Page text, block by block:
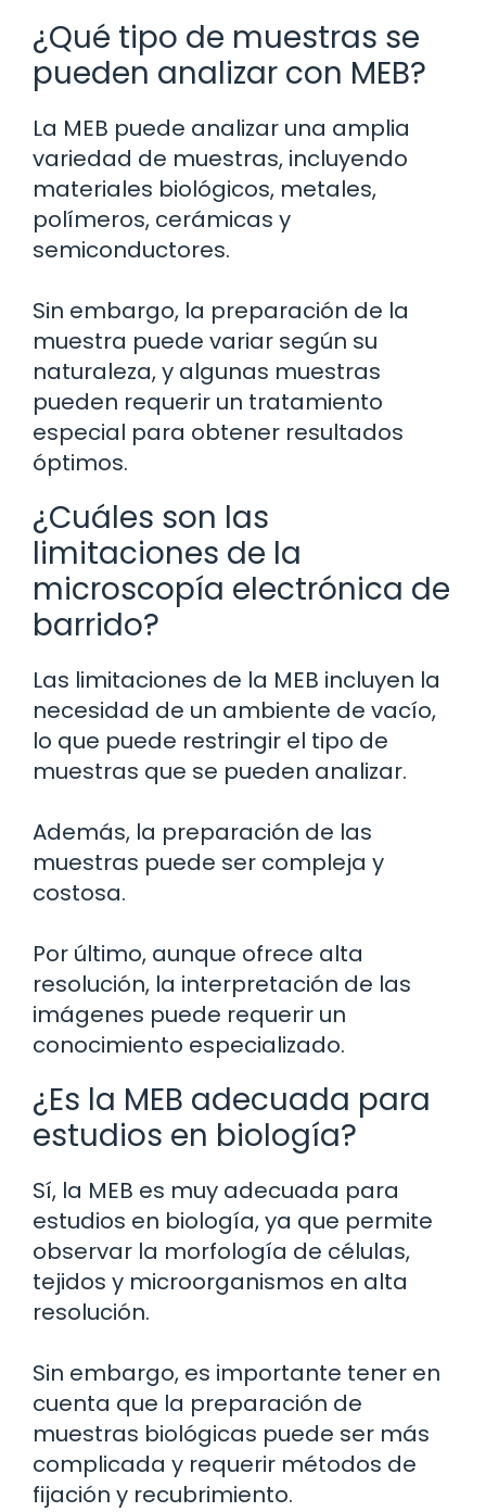
¿Qué tipo de muestras se
pueden analizar con MEB?
La MEB puede analizar una amplia
variedad de muestras, incluyendo
materiales biológicos, metales,
polímeros, cerámicas y
semiconductores.
Sin embargo, la preparación de la
muestra puede variar según su
naturaleza, y algunas muestras
pueden requerir un tratamiento
especial para obtener resultados
óptimos.
¿Cuáles son las
limitaciones de la
microscopía electrónica de
barrido?
Las limitaciones de la MEB incluyen la
necesidad de un ambiente de vacío,
lo que puede restringir el tipo de
muestras que se pueden analizar.
Además, la preparación de las
muestras puede ser compleja y
costosa.
Por último, aunque ofrece alta
resolución, la interpretación de las
imágenes puede requerir un
conocimiento especializado.
¿Es la MEB adecuada para
estudios en biología?
Sí, la MEB es muy adecuada para
estudios en biología, ya que permite
observar la morfología de células,
tejidos y microorganismos en alta
resolución.
Sin embargo, es importante tener en
cuenta que la preparación de
muestras biológicas puede ser más
complicada y requerir métodos de
fijación y recubrimiento.